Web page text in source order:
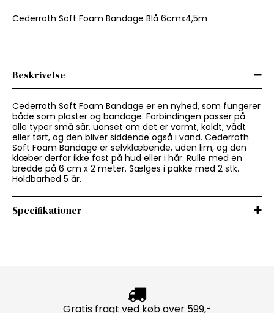
Cederroth Soft Foam Bandage Blå 6cmx4,5m
Beskrivelse
Cederroth Soft Foam Bandage er en nyhed, som fungerer
både som plaster og bandage. Forbindingen passer på
alle typer små sår, uanset om det er varmt, koldt, vådt
eller tørt, og den bliver siddende også i vand. Cederroth
Soft Foam Bandage er selvklæbende, uden lim, og den
klæber derfor ikke fast på hud eller i hår. Rulle med en
bredde på 6 cm x 2 meter. Sælges i pakke med 2 stk.
Holdbarhed 5 år.
Specifikationer
Gratis fragt ved køb over 599,-